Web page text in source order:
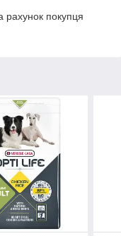
рахунок покупця